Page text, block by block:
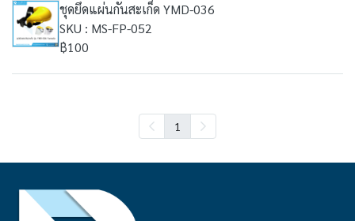
ชุดยึดแผ่นกันสะเก็ด YMD-036
SKU : MS-FP-052
฿100
1